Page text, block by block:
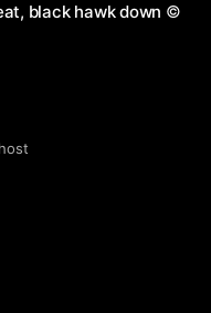
black hawk down ©